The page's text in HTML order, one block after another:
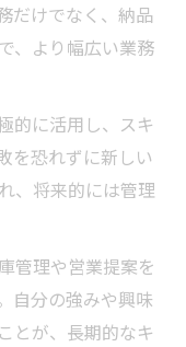
だけでなく、納品
、より幅広い業務
的に活用し、スキ
を恐れずに新しい
、将来的には管理
管理や営業提案を
自分の強みや興味
とが、長期的なキ